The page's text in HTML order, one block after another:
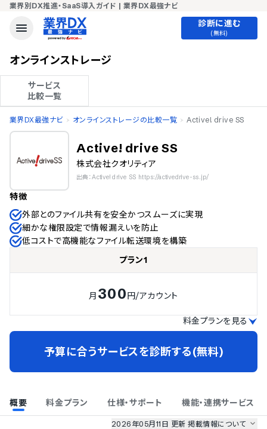
業界別DX推進・SaaS導入ガイド | 業界DX最強ナビ
診断に進む
(無料)
オンラインストレージ
サービス
比較一覧
業界DX最強ナビ オンラインストレージの比較一覧 Active! drive SS
Active! drive SS
株式会社クオリティア
出典：Active! drive SS https://activedrive-ss.jp/
特徴
外部とのファイル共有を安全かつスムーズに実現
細かな権限設定で情報漏えいを防止
低コストで高機能なファイル転送環境を構築
プラン1
月 300円/アカウント
料金プランを見る
予算に合うサービスを診断する(無料)
概要 料金プラン 仕様・サポート 機能・連携サービス
2026年05月11日 更新掲載情報について